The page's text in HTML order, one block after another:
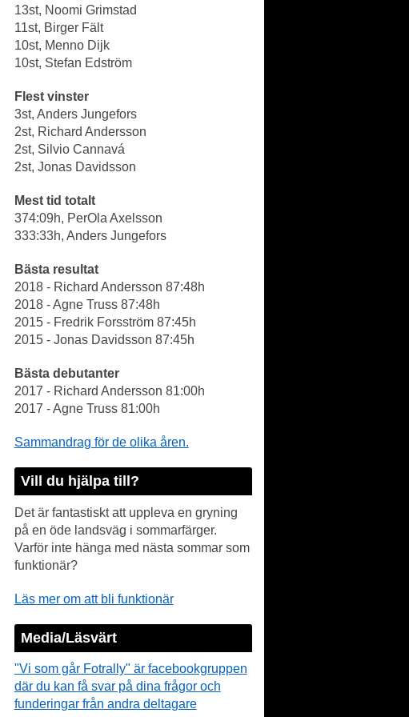
13st, Noomi Grimstad
11st, Birger Fält
10st, Menno Dijk
10st, Stefan Edström
Flest vinster
3st, Anders Jungefors
2st, Richard Andersson
2st, Silvio Cannavá
2st, Jonas Davidsson
Mest tid totalt
374:09h, PerOla Axelsson
333:33h, Anders Jungefors
Bästa resultat
2018 - Richard Andersson 87:48h
2018 - Agne Truss 87:48h
2015 - Fredrik Forsström 87:45h
2015 - Jonas Davidsson 87:45h
Bästa debutanter
2017 - Richard Andersson 81:00h
2017 - Agne Truss 81:00h
Sammandrag för de olika åren.
Vill du hjälpa till?
Det är fantastiskt att uppleva en gryning
på en öde landsväg i sommarfärger.
Varför inte hänga med nästa sommar som
funktionär?
Läs mer om att bli funktionär
Media/Läsvärt
"Vi som går Fotrally" är facebookgruppen
där du kan få svar på dina frågor och
funderingar från andra deltagare